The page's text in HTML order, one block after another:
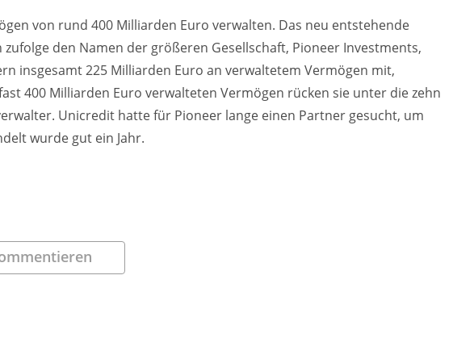
von rund 400 Milliarden Euro verwalten. Das neu entstehende
den Namen der größeren Gesellschaft, Pioneer Investments,
insgesamt 225 Milliarden Euro an verwaltetem Vermögen mit,
400 Milliarden Euro verwalteten Vermögen rücken sie unter die zehn
Unicredit hatte für Pioneer lange einen Partner gesucht, um
wurde gut ein Jahr.